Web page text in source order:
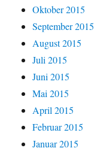
Oktober 2015
September 2015
August 2015
Juli 2015
Juni 2015
Mai 2015
April 2015
Februar 2015
Januar 2015